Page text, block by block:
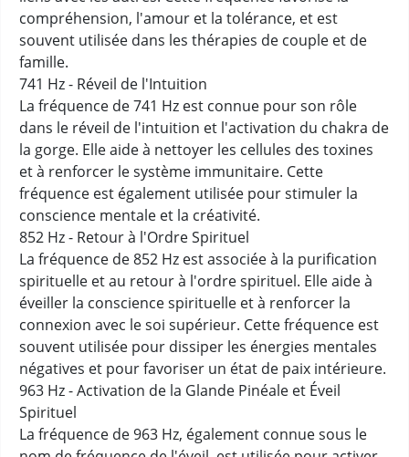
compréhension, l'amour et la tolérance, et est
souvent utilisée dans les thérapies de couple et de
famille.
741 Hz - Réveil de l'Intuition
La fréquence de 741 Hz est connue pour son rôle
dans le réveil de l'intuition et l'activation du chakra de
la gorge. Elle aide à nettoyer les cellules des toxines
et à renforcer le système immunitaire. Cette
fréquence est également utilisée pour stimuler la
conscience mentale et la créativité.
852 Hz - Retour à l'Ordre Spirituel
La fréquence de 852 Hz est associée à la purification
spirituelle et au retour à l'ordre spirituel. Elle aide à
éveiller la conscience spirituelle et à renforcer la
connexion avec le soi supérieur. Cette fréquence est
souvent utilisée pour dissiper les énergies mentales
négatives et pour favoriser un état de paix intérieure.
963 Hz - Activation de la Glande Pinéale et Éveil
Spirituel
La fréquence de 963 Hz, également connue sous le